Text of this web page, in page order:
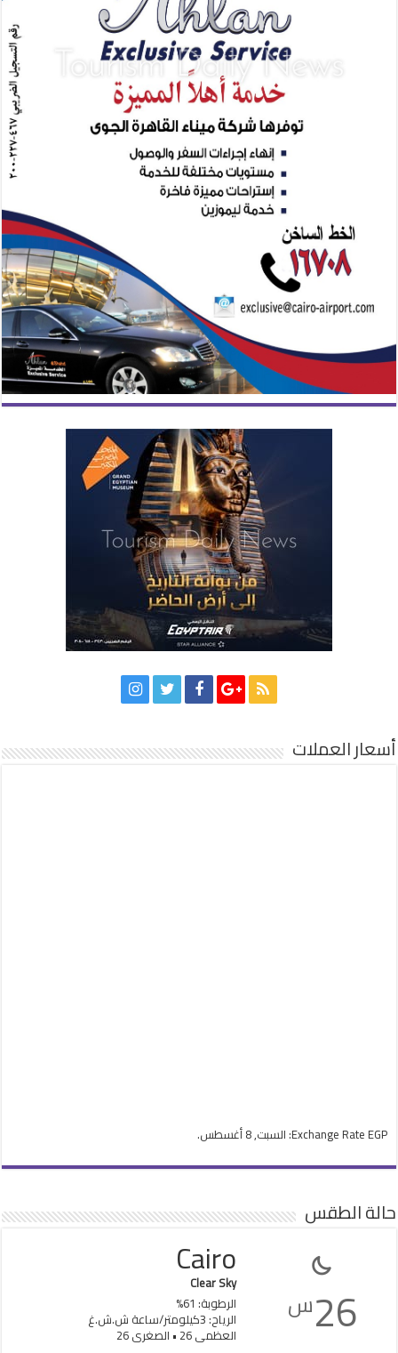
أسعار العملات
Exchange Rate EGP : السبت, 8 أغسطس.
حالة الطقس
26س
Cairo
Clear Sky
الرطوبة: 61%
الرياح: 3كيلومتر/ساعة ش.ش.غ
العظمى 26 • الصغرى 26